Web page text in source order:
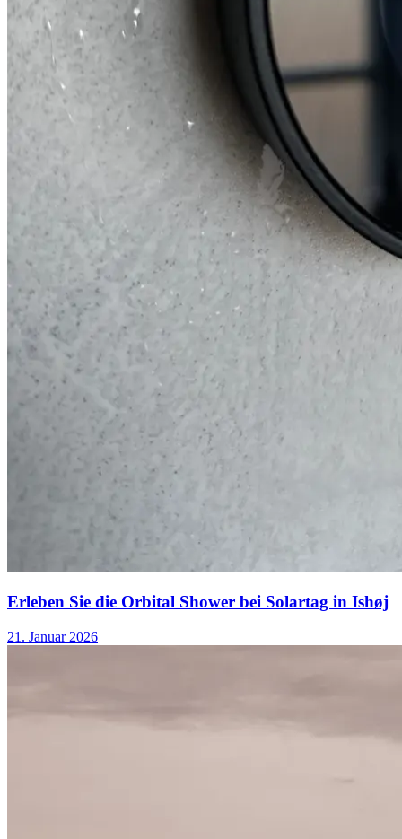
Erleben Sie die Orbital Shower bei Solartag in Ishøj
21. Januar 2026